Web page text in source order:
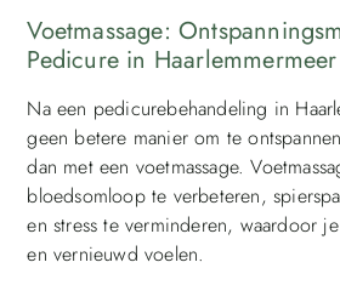
Voetmassage:
Pedicure in Haarlemmermeer
Na een pedicurebehandeling in
geen betere manier om te
dan met een voetmassage.
bloedsomloop te verbeteren,
en stress te verminderen, waardoor
en vernieuwd voelen.